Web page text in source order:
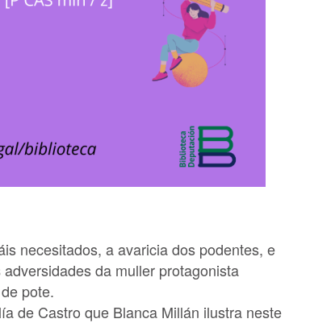
necesitados, a avaricia dos podentes, e
da muller protagonista
pote.
de Castro que Blanca Millán ilustra neste